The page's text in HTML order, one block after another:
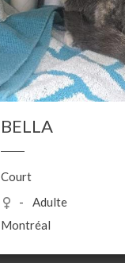
BELLA
Court
Adulte
Montréal